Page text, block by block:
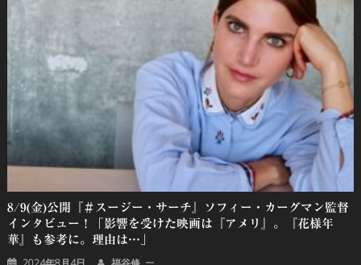
8/9(金)公開『＃スージー・サーチ』ソフィー・カーグマン監督
インタビュー！「影響を受けた映画は『アメリ』。『花様年
華』も参考に。理由は…」